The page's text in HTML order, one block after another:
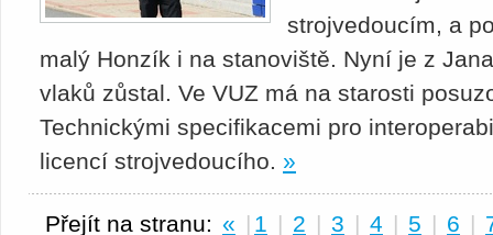
strojvedoucím, a
malý Honzík i na stanoviště. Nyní je z
vlaků zůstal. Ve VUZ má na starosti
Technickými specifikacemi pro
licencí strojvedoucího. »
Přejít na stranu: « | 1 | 2 | 3 | 4 | 5 | 6 |